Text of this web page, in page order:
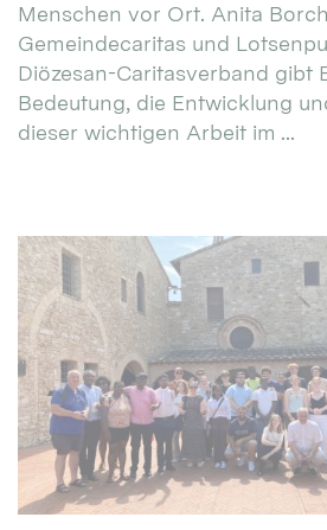
Menschen vor Ort. Anita
Gemeindecaritas und
Diözesan-Caritasverband gibt
Bedeutung, die Entwicklung
dieser wichtigen Arbeit im ...